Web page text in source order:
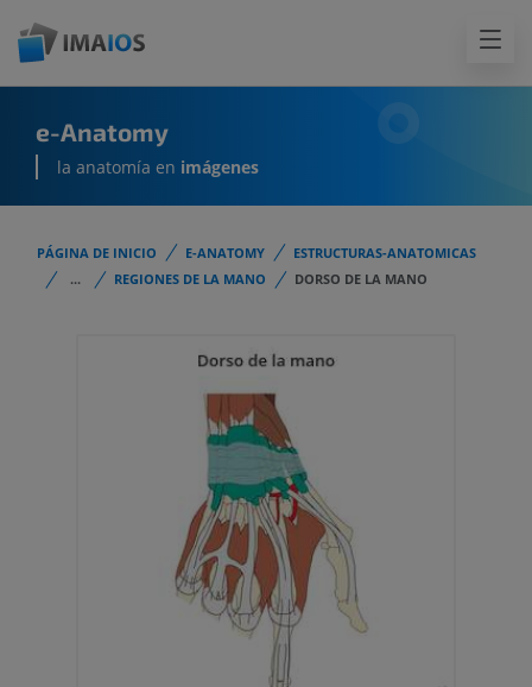
e-Anatomy
la anatomía en imágenes
PÁGINA DE INICIO E-ANATOMY
ESTRUCTURAS-ANATOMICAS
...
REGIONES DE LA MANO DORSO DE LA MANO